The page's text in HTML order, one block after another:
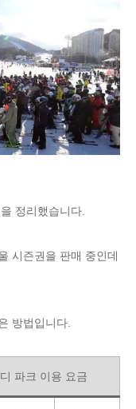
정리했습니다.
시즌권을 판매 중인데
방법입니다.
파크 이용 요금